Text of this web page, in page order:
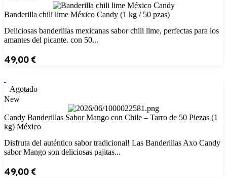
Banderilla chili lime México Candy (1 kg / 50 pzas)
Deliciosas banderillas mexicanas sabor chili lime, perfectas para los
amantes del picante. con 50...
49,00€
Agotado
New
Candy Banderillas Sabor Mango con Chile – Tarro de 50 Piezas (1
kg) México
Disfruta del auténtico sabor tradicional! Las Banderillas Axo Candy
sabor Mango son deliciosas pajitas...
49,00€